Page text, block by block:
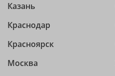
Казань
Краснодар
Красноярск
Москва